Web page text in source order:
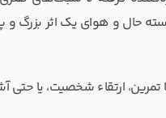
مستقل و کوچک است (۱۰ تا ۱۵ ساعت گیم‌پلی)، توانسته حال و هوای یک
ارتقاء شخصیت، یا حتی